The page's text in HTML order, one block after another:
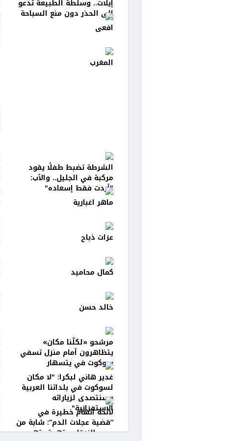
إيلات.. وسلطة الطبيعة تدعو
إلى الحذر دون منع السباحة
افعى
المغرب
الشرطة تضبط طفلًا يقود
مركبة في الجليل.. والأب:
"أردت فقط إسعاده"
ماهر اغبارية
عزات ذباح
كمال محاميد
خالد حسن
مرشحو «لكلّنا مكان»
يتظاهرون أمام منزل تسفي
سوكوت في يتسهار
غدير هاني لبكرا: "لا مكان
لسوكوت في بلداتنا العربية
وسنتصدى لزياراته
الاستفزازية"
لائحة اتهام خطيرة في
“قضية عجلات الدم”: شابة من
جسر الزرقاء متهمة بتهريب